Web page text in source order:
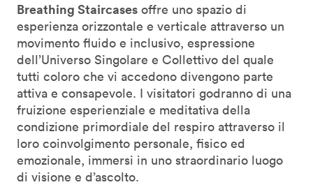
Breathing Staircases offre uno spazio di
esperienza orizzontale e verticale attraverso un
movimento fluido e inclusivo, espressione
dell’Universo Singolare e Collettivo del quale
tutti coloro che vi accedono divengono parte
attiva e consapevole. I visitatori godranno di una
fruizione esperienziale e meditativa della
condizione primordiale del respiro attraverso il
loro coinvolgimento personale, fisico ed
emozionale, immersi in uno straordinario luogo
di visione e d’ascolto.